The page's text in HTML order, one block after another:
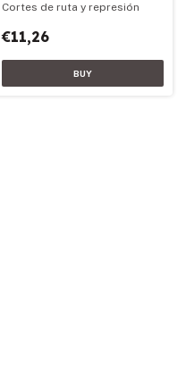
Cortes de ruta y represión
€11,26